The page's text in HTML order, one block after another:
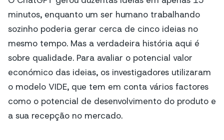
minutos, enquanto um ser humano trabalhando
sozinho poderia gerar cerca de cinco ideias no
mesmo tempo. Mas a verdadeira história aqui é
sobre qualidade. Para avaliar o potencial valor
económico das ideias, os investigadores utilizaram
o modelo VIDE, que tem em conta vários factores
como o potencial de desenvolvimento do produto e
a sua recepção no mercado.